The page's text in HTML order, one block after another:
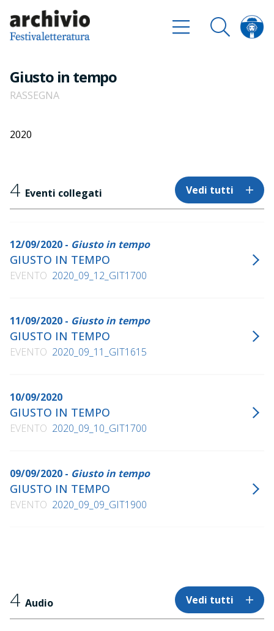
Giusto in tempo
RASSEGNA
2020
4 Eventi collegati Vedi tutti
12/09/2020 - Giusto in tempo
GIUSTO IN TEMPO
EVENTO 2020_09_12_GIT1700
11/09/2020 - Giusto in tempo
GIUSTO IN TEMPO
EVENTO 2020_09_11_GIT1615
10/09/2020
GIUSTO IN TEMPO
EVENTO 2020_09_10_GIT1700
09/09/2020 - Giusto in tempo
GIUSTO IN TEMPO
EVENTO 2020_09_09_GIT1900
4 Audio Vedi tutti